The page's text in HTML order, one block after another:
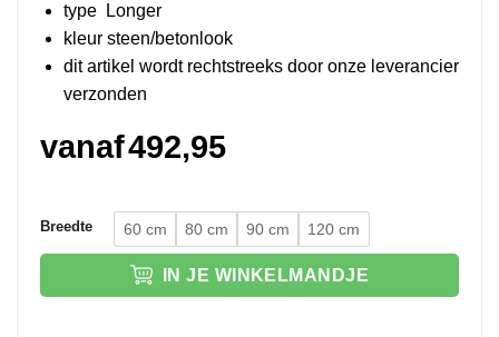
type Longer
kleur steen/betonlook
dit artikel wordt rechtstreeks door onze leverancier
verzonden
vanaf492,95
Breedte 60 cm 80 cm 90 cm 120 cm
IN JE WINKELMANDJE